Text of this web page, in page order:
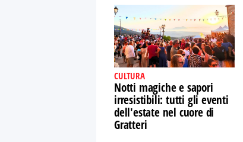
CULTURA
Notti magiche e sapori
irresistibili: tutti gli eventi
dell'estate nel cuore di
Gratteri